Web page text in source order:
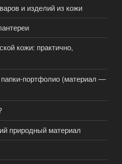
и изделий из кожи
кожи: практично,
портфолио (материал —
природный материал